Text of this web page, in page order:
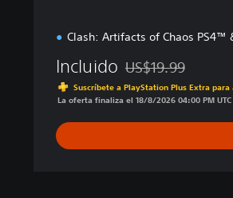
Clash: Artifacts of Chaos PS4™
Incluido Rebajado del precio
US$19.99
Suscríbete a PlayStation Plus Extra
La oferta finaliza el 18/8/2026 04:00 PM UTC